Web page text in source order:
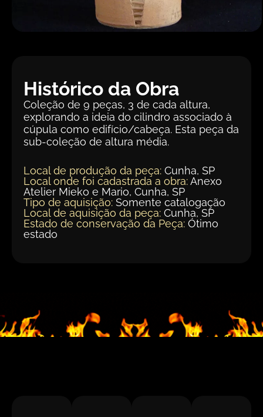
Histórico da Obra
Coleção de 9 peças, 3 de cada altura,
explorando a ideia do cilindro associado à
cúpula como edifício/cabeça. Esta peça da
sub-coleção de altura média.
Local de produção da peça: Cunha, SP
Local onde foi cadastrada a obra:Anexo
Atelier Mieko e Mario, Cunha, SP
Tipo de aquisição: Somente catalogação
Local de aquisição da peça: Cunha, SP
Estado de conservação da Peça: Ótimo
estado